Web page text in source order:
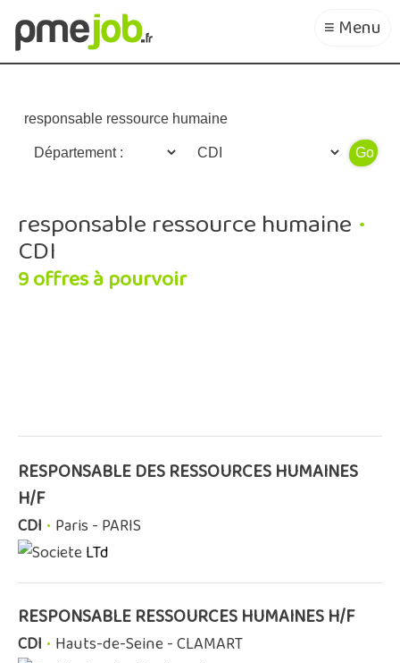
≡ Menu
responsable ressource humaine •
CDI
9 offres à pourvoir
RESPONSABLE DES RESSOURCES HUMAINES
H/F
CDI • Paris - PARIS
LTd
RESPONSABLE RESSOURCES HUMAINES H/F
CDI • Hauts-de-Seine - CLAMART